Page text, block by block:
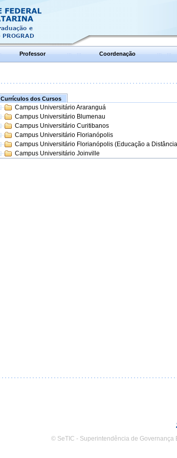
Professor Coordenação
Currículos dos Cursos
Campus Universitário Araranguá
Campus Universitário Blumenau
Campus Universitário Curitibanos
Campus Universitário Florianópolis
Campus Universitário Florianópolis (Educação a
Campus Universitário Joinville
© SeTIC - Superintendência de